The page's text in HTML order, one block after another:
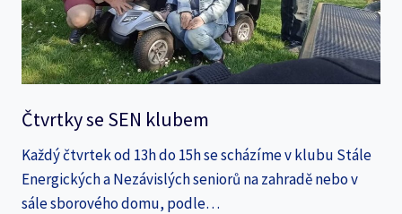
Čtvrtky se SEN klubem
Každý čtvrtek od 13h do 15h se scházíme v klubu Stále
Energických a Nezávislých seniorů na zahradě nebo v
sále sborového domu, podle…